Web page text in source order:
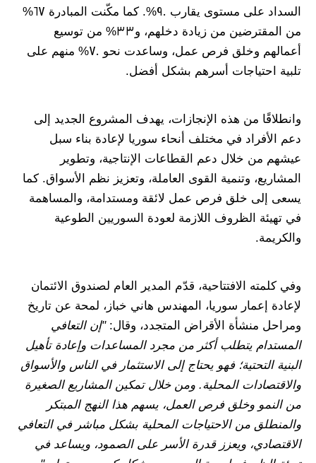
السداد على مستوى يقارب 90%. كما مكّنت المبادرة 67%
من المقترضين من زيادة دخلهم، و33% من توسيع
أعمالهم وخلق فرص عمل، وساعدت نحو 70% منهم على
تلبية احتياجات أسرهم بشكل أفضل.
وانطلاقًا من هذه الإنجازات، يهدف المشروع الجديد إلى
دعم الأفراد في مختلف أنحاء سوريا لإعادة بناء سبل
عيشهم من خلال دعم القطاعات الإنتاجية، وتطوير
المشاريع، وتنمية القوى العاملة، وتعزيز نظم الأسواق. كما
يسعى إلى خلق فرص عمل لائقة ومستدامة، والمساهمة
في تهيئة الظروف اللازمة لعودة السوريين الطوعية
والكريمة.
وفي كلمته الافتتاحية، قدّم المدير العام لصندوق الائتمان
لإعادة إعمار سوريا، المهندس هاني خباز، لمحة عن تاريخ
ومراحل منشأة الأقراض المتجدد، وقال:"إن التعافي
المستدام يتطلب أكثر من مجرد المساعدات وإعادة تأهيل
البنية التحتية؛ فهو يحتاج إلى الاستثمار في الناس والأسواق
والاقتصادات المحلية. ومن خلال تمكين المشاريع الصغيرة
من النمو وخلق فرص العمل، يسهم هذا النهج المبتكر
والمنطلق من الاحتياجات المحلية بشكل مباشر في التعافي
الاقتصادي، ويعزز قدرة الأسر على الصمود، ويساعد في